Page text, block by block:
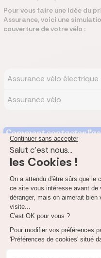
Pour vous faire une idée du
Assurance, voici une
couverture de votre vélo :
Assurance vélo électrique
Assurance vélo
Comment contacter
Assurance ?
Pour une demande
contrat ou votre prise en
contacter l’agence la plus
aussi les joindre par
Enfin, si vous souhaitez
papier comme votre
déclaration de
vol de vélo ,